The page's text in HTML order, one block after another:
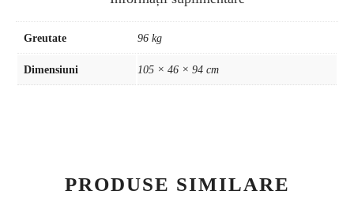
Greutate 96 kg
Dimensiuni 105 × 46 × 94 cm
PRODUSE SIMILARE